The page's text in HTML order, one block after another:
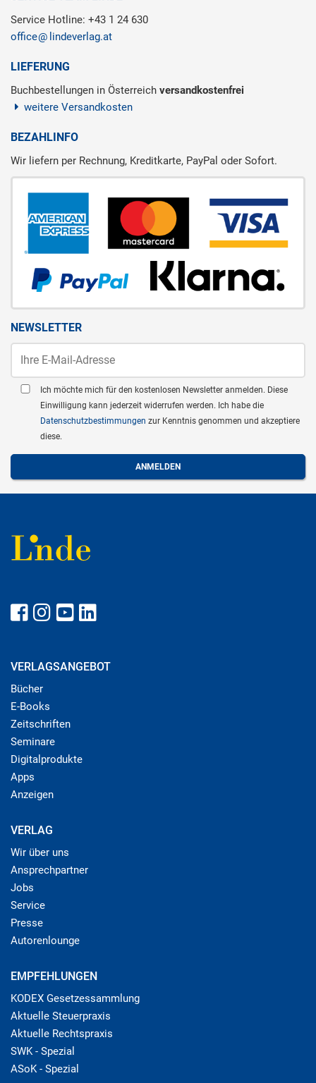
Service Hotline: +43 1 24 630
office
lindeverlag.at
LIEFERUNG
Buchbestellungen in Österreich versandkostenfrei
weitere Versandkosten
BEZAHLINFO
Wir liefern per Rechnung, Kreditkarte, PayPal oder Sofort.
NEWSLETTER
Ich möchte mich für den kostenlosen Newsletter anmelden. Diese
Einwilligung kann jederzeit widerrufen werden. Ich habe die
Datenschutzbestimmungen zur Kenntnis genommen und akzeptiere
diese.
VERLAGSANGEBOT
Bücher
E-Books
Zeitschriften
Seminare
Digitalprodukte
Apps
Anzeigen
VERLAG
Wir über uns
Ansprechpartner
Jobs
Service
Presse
Autorenlounge
EMPFEHLUNGEN
KODEX Gesetzessammlung
Aktuelle Steuerpraxis
Aktuelle Rechtspraxis
SWK - Spezial
ASoK - Spezial